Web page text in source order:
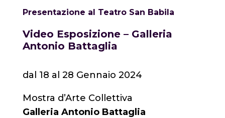
Presentazione al Teatro San Babila
Video Esposizione – Galleria
Antonio Battaglia
dal 18 al 28 Gennaio 2024
Mostra d’Arte Collettiva
Galleria Antonio Battaglia